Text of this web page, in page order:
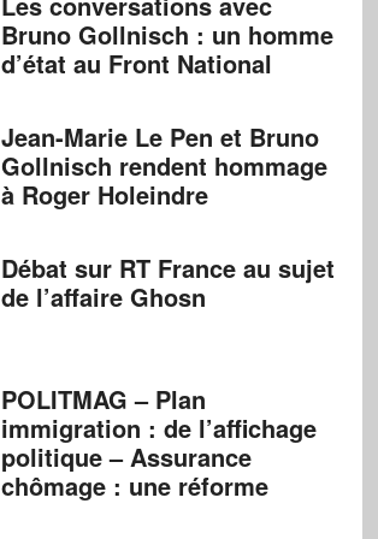
Bruno Gollnisch : un homme
d’état au Front National
Jean-Marie Le Pen et Bruno
Gollnisch rendent hommage
à Roger Holeindre
Débat sur RT France au sujet
de l’affaire Ghosn
POLITMAG – Plan
immigration : de l’affichage
politique – Assurance
chômage : une réforme